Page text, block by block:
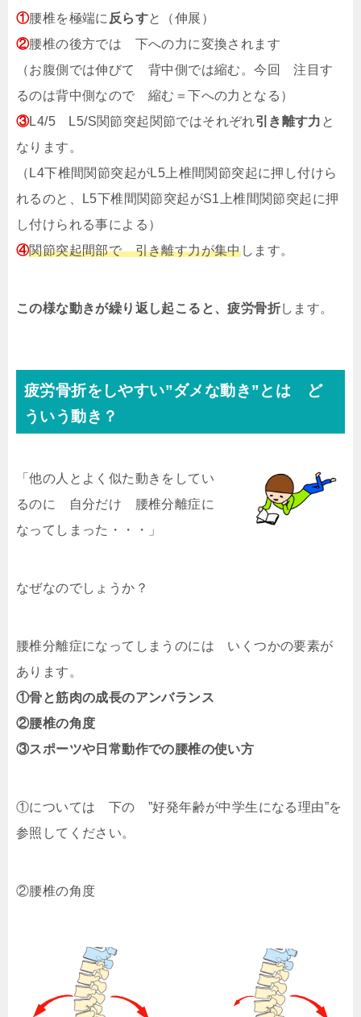
①腰椎を極端に 反らすと（伸展 ）
②腰椎の後方では 下への力に変換されます
（お腹側では伸びて 背中側では縮む。今回 注目す
るのは背中側なので 縮む＝下への力となる）
③L4/5 L5/S関節突起関節ではそれぞれ引き離す力 と
なります。
（L4下椎間関節突起がL5上椎間関節突起に押し付けら
れるのと、L5下椎間関節突起がS1上椎間関節突起に押
し付けられる事による）
④関節突起間部で 引き離す力が集中します。
この様な動きが繰り返し起こると、疲労骨折します。
疲労骨折をしやすい”ダメな動き”とは ど
ういう動き？
「他の人とよく似た動きをしてい
るのに 自分だけ 腰椎分離症に
なってしまった・・・」
なぜなのでしょうか？
腰椎分離症になってしまうのには いくつかの要素が
あります。
①骨と筋肉の成長のアンバランス
②腰椎の角度
③スポーツや日常動作での腰椎の使い方
①については 下の ”好発年齢が中学生になる理由”を
参照してください。
②腰椎の角度